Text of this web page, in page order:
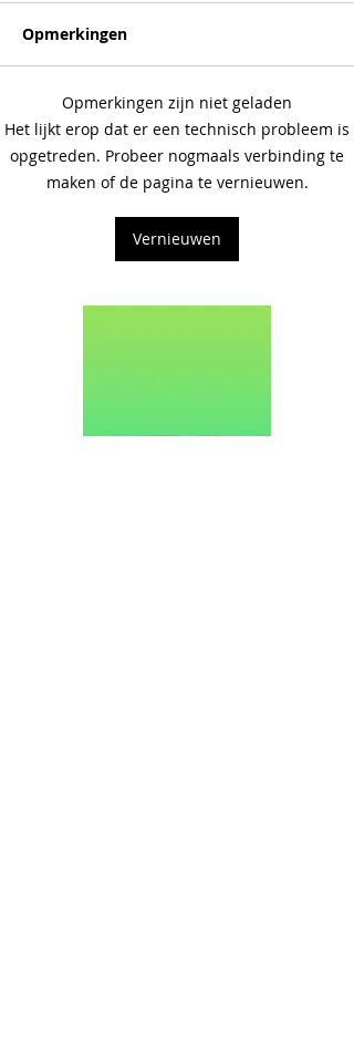
Opmerkingen
Opmerkingen zijn niet geladen
Het lijkt erop dat er een technisch probleem is
opgetreden. Probeer nogmaals verbinding te
maken of de pagina te vernieuwen.
Vernieuwen